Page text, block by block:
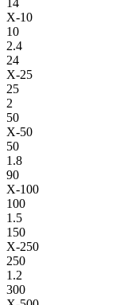
X-10
10
2.4
24
X-25
25
2
50
X-50
50
1.8
90
X-100
100
1.5
150
X-250
250
1.2
300